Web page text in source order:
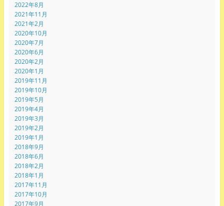
2022年8月
2021年11月
2021年2月
2020年10月
2020年7月
2020年6月
2020年2月
2020年1月
2019年11月
2019年10月
2019年5月
2019年4月
2019年3月
2019年2月
2019年1月
2018年9月
2018年6月
2018年2月
2018年1月
2017年11月
2017年10月
2017年9月